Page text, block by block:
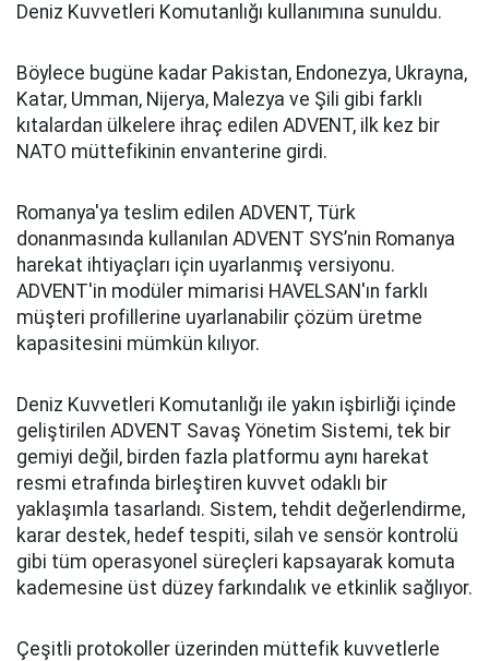
Deniz Kuvvetleri Komutanlığı kullanımına sunuldu.
Böylece bugüne kadar Pakistan, Endonezya, Ukrayna,
Katar, Umman, Nijerya, Malezya ve Şili gibi farklı
kıtalardan ülkelere ihraç edilen ADVENT, ilk kez bir
NATO müttefikinin envanterine girdi.
Romanya'ya teslim edilen ADVENT, Türk
donanmasında kullanılan ADVENT SYS’nin Romanya
harekat ihtiyaçları için uyarlanmış versiyonu.
ADVENT'in modüler mimarisi HAVELSAN'ın farklı
müşteri profillerine uyarlanabilir çözüm üretme
kapasitesini mümkün kılıyor.
Deniz Kuvvetleri Komutanlığı ile yakın işbirliği içinde
geliştirilen ADVENT Savaş Yönetim Sistemi, tek bir
gemiyi değil, birden fazla platformu aynı harekat
resmi etrafında birleştiren kuvvet odaklı bir
yaklaşımla tasarlandı. Sistem, tehdit değerlendirme,
karar destek, hedef tespiti, silah ve sensör kontrolü
gibi tüm operasyonel süreçleri kapsayarak komuta
kademesine üst düzey farkındalık ve etkinlik sağlıyor.
Çeşitli protokoller üzerinden müttefik kuvvetlerle